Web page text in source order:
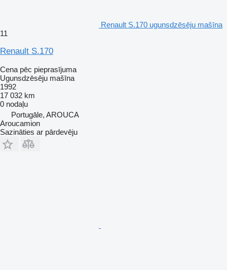
Renault S.170 ugunsdzēsēju mašīna
11
Renault S.170
Cena pēc pieprasījuma
Ugunsdzēsēju mašīna
1992
17 032 km
0 nodaļu
Portugāle, AROUCA
Aroucamion
Sazināties ar pārdevēju